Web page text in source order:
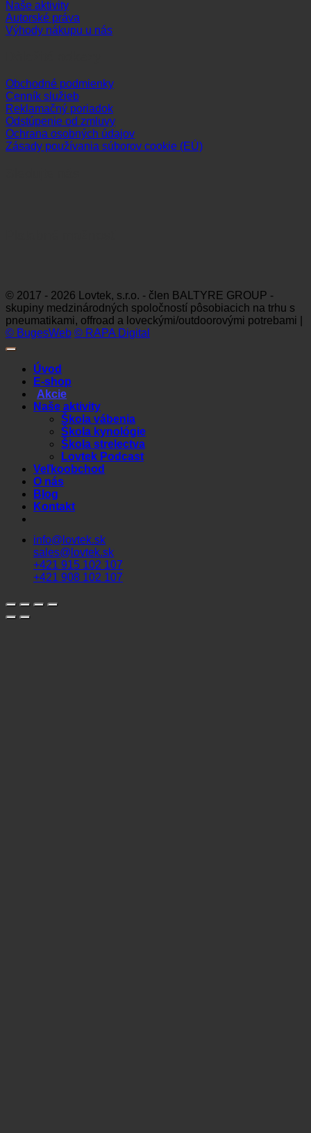
Naše aktivity
Autorské práva
Výhody nákupu u nás
Obchodné podmienky
Cenník služieb
Reklamačný poriadok
Odstúpenie od zmluvy
Ochrana osobných údajov
Zásady používania súborov cookie (EÚ)
© 2017 - 2026 Lovtek, s.r.o. - člen BALTYRE GROUP -
skupiny medzinárodných spoločností pôsobiacich na trhu s
pneumatikami, offroad a loveckými/outdoorovými potrebami |
© BugesWeb © RAPA Digital
Úvod
E-shop
Akcie
Naše aktivity
Škola vábenia
Škola kynológie
Škola strelectva
Lovtek Podcast
Veľkoobchod
O nás
Blog
Kontakt
info@lovtek.sk
sales@lovtek.sk
+421 915 102 107
+421 908 102 107